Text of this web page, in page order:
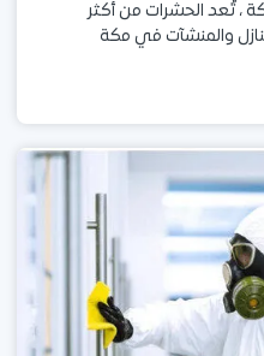
، تُعد الحشرات من أكثر
والمنشآت في مكة